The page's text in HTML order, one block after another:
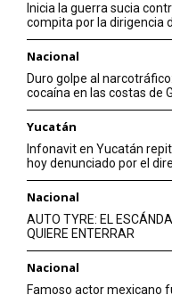
Inicia la guerra sucia
compita por la dirigencia
Nacional
Duro golpe al
cocaína en las costas de
Yucatán
Infonavit en Yucatán
hoy denunciado por el
Nacional
AUTO TYRE: EL
QUIERE ENTERRAR
Nacional
Famoso actor mexicano